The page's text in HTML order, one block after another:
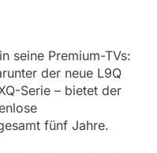
seine Premium-TVs:
der neue L9Q
Serie – bietet der
fünf Jahre.